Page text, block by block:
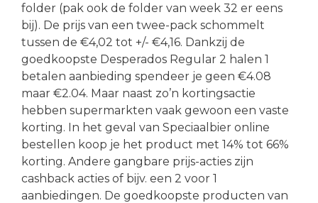
folder (pak ook de folder van week 32 er eens
bij). De prijs van een twee-pack schommelt
tussen de €4,02 tot +/- €4,16. Dankzij de
goedkoopste Desperados Regular 2 halen 1
betalen aanbieding spendeer je geen €4.08
maar €2.04. Maar naast zo’n kortingsactie
hebben supermarkten vaak gewoon een vaste
korting. In het geval van Speciaalbier online
bestellen koop je het product met 14% tot 66%
korting. Andere gangbare prijs-acties zijn
cashback acties of bijv. een 2 voor 1
aanbiedingen. De goedkoopste producten van